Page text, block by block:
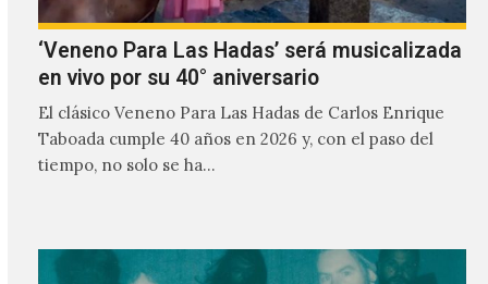
‘Veneno Para Las Hadas’ será musicalizada
en vivo por su 40° aniversario
El clásico Veneno Para Las Hadas de Carlos Enrique
Taboada cumple 40 años en 2026 y, con el paso del
tiempo, no solo se ha…